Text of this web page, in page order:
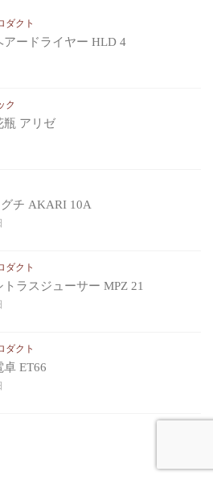
ダクト
アードライヤー HLD 4
ク
瓶 アリゼ
チ AKARI 10A
ダクト
トラスジューサー MPZ 21
ダクト
卓 ET66